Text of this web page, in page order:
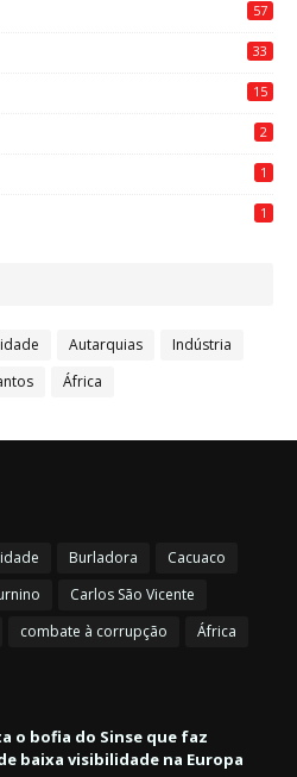
57
33
15
2
1
1
Autarquias
Indústria
África
Burladora
Cacuaco
Carlos São Vicente
combate à corrupção África
o bofia do Sinse que faz
baixa visibilidade na Europa